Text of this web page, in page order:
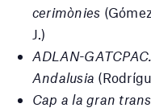
cerimònies
J.)
ADLAN-
Andalusia
Cap a la gran